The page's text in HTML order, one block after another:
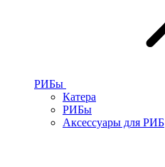
РИБы
Катера
РИБы
Аксессуары для РИБ